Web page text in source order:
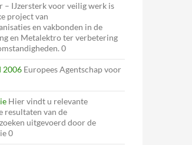
– IJzersterk voor veilig werk is
project van
en vakbonden in de
en Metalektro ter verbetering
0
2006 Europees Agentschap voor
Hier vindt u relevante
resultaten van de
uitgevoerd door de
0